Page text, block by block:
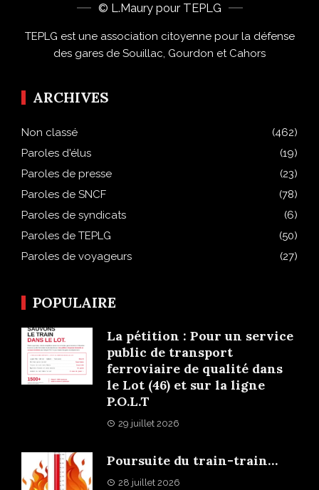
© L.Maury pour TEPLG
TEPLG est une association citoyenne pour la défense
des gares de Souillac, Gourdon et Cahors
ARCHIVES
Non classé
(462)
Paroles d'élus
(19)
Paroles de presse
(23)
Paroles de SNCF
(78)
Paroles de syndicats
(6)
Paroles de TEPLG
(50)
Paroles de voyageurs
(27)
POPULAIRE
La pétition : Pour un service
public de transport
ferroviaire de qualité dans
le Lot (46) et sur la ligne
P.O.L.T
29 juillet 2026
Poursuite du train-train…
28 juillet 2026